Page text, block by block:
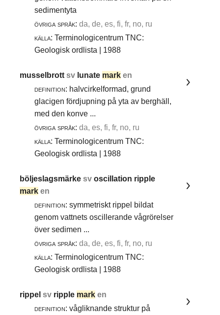
sedimentyta
övriga språk: da, de, es, fi, fr, no, ru
källa: Terminologicentrum TNC:
Geologisk ordlista | 1988
musselbrottsv lunate mark en
definition: halvcirkelformad, grund
glacigen fördjupning på yta av berghäll,
med den konve ...
övriga språk: da, es, fi, fr, no, ru
källa: Terminologicentrum TNC:
Geologisk ordlista | 1988
böljeslagsmärkesvoscillation ripple
mark en
definition: symmetriskt rippel bildat
genom vattnets oscillerande vågrörelser
över sedimen ...
övriga språk: da, de, es, fi, fr, no, ru
källa: Terminologicentrum TNC:
Geologisk ordlista | 1988
rippelsv ripple mark en
definition: vågliknande struktur på